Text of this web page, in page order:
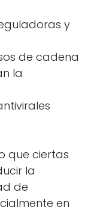
y
de cadena
la
que ciertas
la
de
en